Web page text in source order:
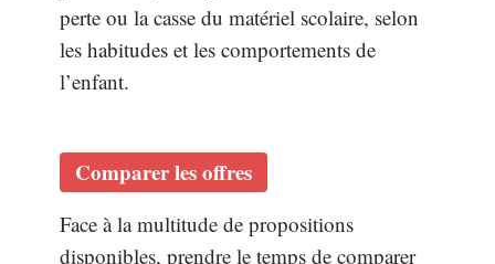
perte ou la casse du matériel scolaire, selon
les habitudes et les comportements de
l’enfant.
Comparer les offres
Face à la multitude de propositions
disponibles, prendre le temps de comparer